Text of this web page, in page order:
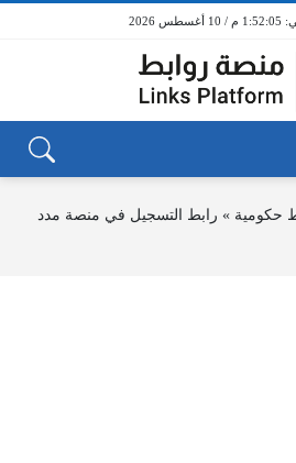
1:52:05 م / 10 أغسطس 2026
حكومية » رابط التسجيل في منصة مدد